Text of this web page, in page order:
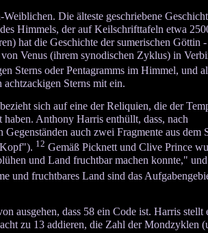
Die älteste geschriebene
Himmels, der auf Keilschrifttafeln etwa
hat die Geschichte der sumerischen Göttin
Venus (ihrem synodischen Zyklus) in
Sterns oder Pentagramms im Himmel, und
Sterns mit ein.
sich auf eine der Reliquien, die der
Anthony Harris enthüllt, dass, nach
auch zwei Fragmente aus dem
12 Gemäß Picknett und Clive Prince
und Land fruchtbar machen konnte,"
und fruchtbares Land sind das
ausgehen, dass 58 ein Code ist. Harris stellt
zu 13 addieren, die Zahl der Mondzyklen